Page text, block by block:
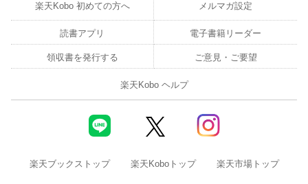
楽天Kobo 初めての方へ メルマガ設定
読書アプリ 電子書籍リーダー
領収書を発行する ご意見・ご要望
楽天Kobo ヘルプ
楽天ブックストップ 楽天Koboトップ 楽天市場トップ